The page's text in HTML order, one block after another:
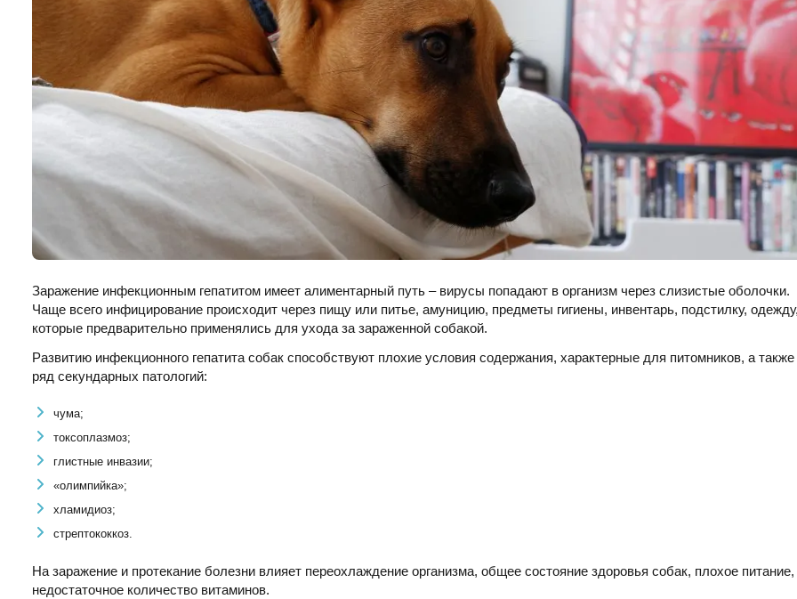
Заражение инфекционным гепатитом имеет алиментарный путь – вирусы попадают в организм через слизистые оболочки.
Чаще всего инфицирование происходит через пищу или питье, амуницию, предметы гигиены, инвентарь, подстилку,
которые предварительно применялись для ухода за зараженной собакой.
Развитию инфекционного гепатита собак способствуют плохие условия содержания, характерные для питомников, а также
ряд секундарных патологий:
чума;
токсоплазмоз;
глистные инвазии;
«олимпийка»;
хламидиоз;
стрептококкоз.
На заражение и протекание болезни влияет переохлаждение организма, общее состояние здоровья собак, плохое питание,
недостаточное количество витаминов.